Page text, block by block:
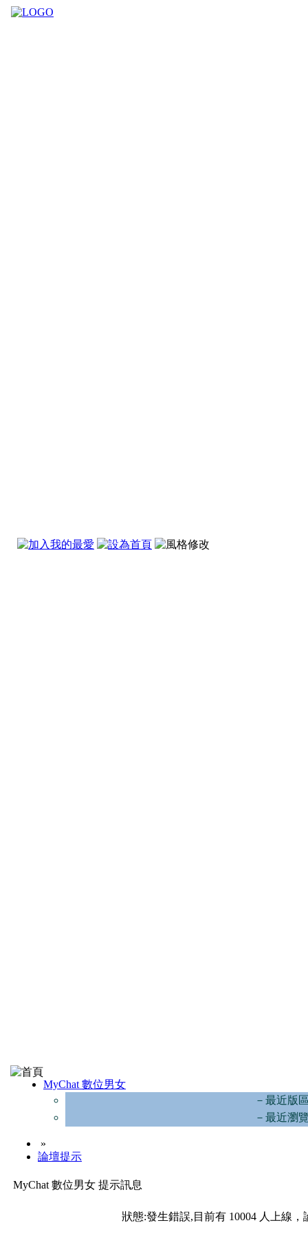
MyChat 數位男女
－最近版
－最近瀏
»
論壇提示
MyChat 數位男女 提示訊息
狀態:發生錯誤,目前有 10004 人上線